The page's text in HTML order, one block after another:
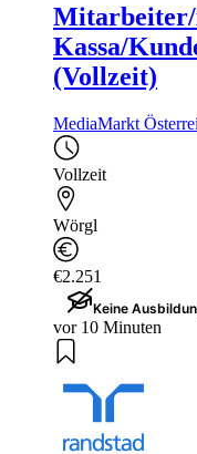
Kassa/
(Vollzeit)
MediaMarkt
Vollzeit
Wörgl
€2.251
Keine
vor 10 Minuten